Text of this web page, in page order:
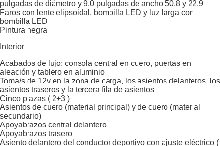
pulgadas de diámetro y 9,0 pulgadas de ancho 50,8 y 22,9
Faros con lente elipsoidal, bombilla LED y luz larga con
bombilla LED
Pintura negra
Interior
Acabados de lujo: consola central en cuero, puertas en
aleación y tablero en aluminio
Toma/s de 12v en la zona de carga, los asientos delanteros, los
asientos traseros y la tercera fila de asientos
Cinco plazas ( 2+3 )
Asientos de cuero (material principal) y de cuero (material
secundario)
Apoyabrazos central delantero
Apoyabrazos trasero
Asiento delantero del conductor deportivo con ajuste eléctrico (